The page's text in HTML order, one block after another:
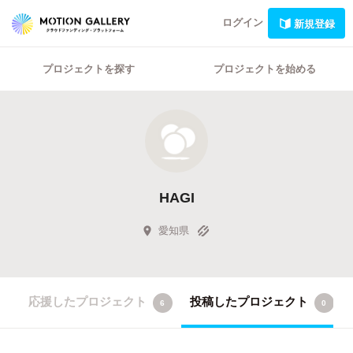
ログイン 新規登録
プロジェクトを探す プロジェクトを始める
HAGI
愛知県
応援したプロジェクト 6 投稿したプロジェクト 0